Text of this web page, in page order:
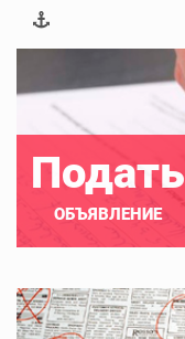
Подать
ОБЪЯВЛЕНИЕ